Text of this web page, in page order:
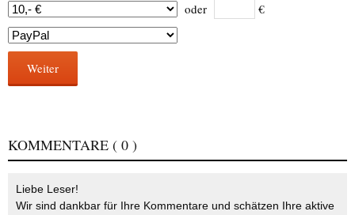
oder €
Weiter
KOMMENTARE ( 0 )
Liebe Leser!
Wir sind dankbar für Ihre Kommentare und schätzen Ihre aktive